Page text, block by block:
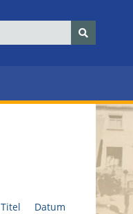
Titel Datum